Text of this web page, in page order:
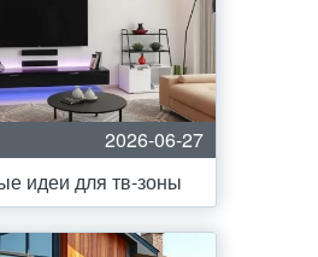
2026-06-27
идеи для тв-зоны